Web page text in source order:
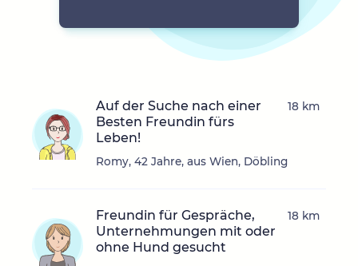
Auf der Suche nach einer
Besten Freundin fürs
Leben!
Romy, 42 Jahre, aus Wien, Döbling
18 km
Freundin für Gespräche,
Unternehmungen mit oder
ohne Hund gesucht
18 km